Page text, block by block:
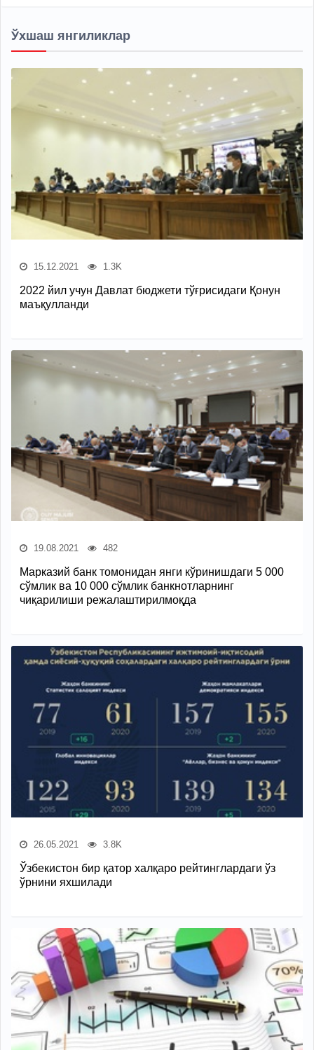
Ўхшаш янгиликлар
15.12.2021 1.3K
2022 йил учун Давлат бюджети тўғрисидаги Қонун
маъқулланди
19.08.2021 482
Марказий банк томонидан янги кўринишдаги 5 000
сўмлик ва 10 000 cўмлик банкнотларнинг
чиқарилиши режалаштирилмоқда
26.05.2021 3.8K
Ўзбекистон бир қатор халқаро рейтинглардаги ўз
ўрнини яхшилади